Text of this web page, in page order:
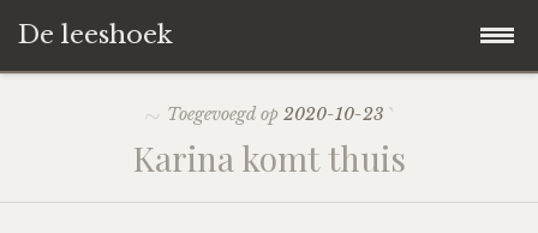
De leeshoek
De Leeshoek
Toegevoegd op2020-10-23
Karina komt thuis